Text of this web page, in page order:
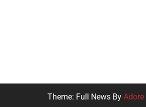
Theme: Full News By